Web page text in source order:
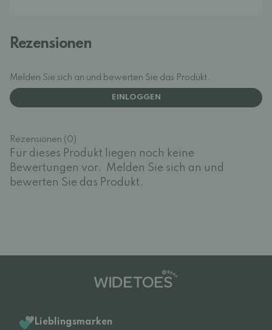
Rezensionen
Melden Sie sich an und bewerten Sie das Produkt.
EINLOGGEN
Rezensionen (0)
Für dieses Produkt liegen noch keine
Bewertungen vor.
Melden Sie sich an und
bewerten Sie das Produkt.
Lieblingsmarken